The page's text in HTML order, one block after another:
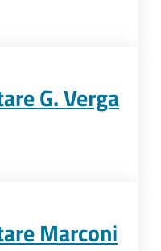
G. Verga
Marconi